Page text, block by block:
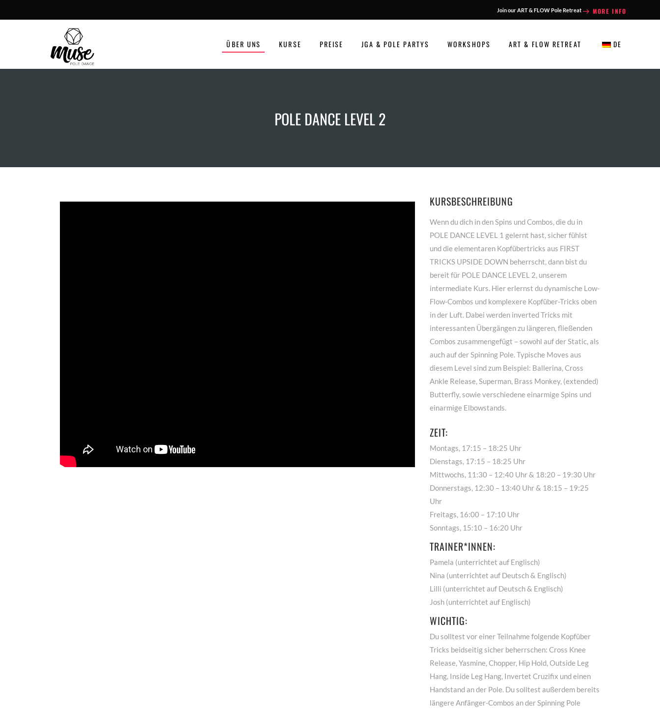
Join our ART & FLOW Pole Retreat MORE INFO
ÜBER UNS KURSE PREISE JGA & POLE PARTYS WORKSHOPS ART & FLOW RETREAT DE
POLE DANCE LEVEL 2
KURSBESCHREIBUNG
Wenn du dich in den Spins und Combos, die du in
POLE DANCE LEVEL 1 gelernt hast, sicher fühlst
und die elementaren Kopfübertricks aus FIRST
TRICKS UPSIDE DOWN beherrscht, dann bist du
bereit für POLE DANCE LEVEL 2, unserem
intermediate Kurs. Hier erlernst du dynamische Low-
Flow-Combos und komplexere Kopfüber-Tricks oben
in der Luft. Dabei werden inverted Tricks mit
interessanten Übergängen zu längeren, fließenden
Combos zusammengefügt – sowohl auf der Static, als
auch auf der Spinning Pole. Typische Moves aus
diesem Level sind zum Beispiel: Ballerina, Cross
Ankle Release, Superman, Brass Monkey, (extended)
Butterfly, sowie verschiedene einarmige Spins und
einarmige Elbowstands.
ZEIT:
Montags, 17:15 – 18:25 Uhr
Dienstags, 17:15 – 18:25 Uhr
Mittwochs, 11:30 – 12:40 Uhr & 18:20 – 19:30 Uhr
Donnerstags, 12:30 – 13:40 Uhr & 18:15 – 19:25
Uhr
Freitags, 16:00 – 17:10 Uhr
Sonntags, 15:10 – 16:20 Uhr
TRAINER*INNEN:
Pamela (unterrichtet auf Englisch)
Nina (unterrichtet auf Deutsch & Englisch)
Lilli (unterrichtet auf Deutsch & Englisch)
Josh (unterrichtet auf Englisch)
WICHTIG:
Du solltest vor einer Teilnahme folgende Kopfüber
Tricks beidseitig sicher beherrschen: Cross Knee
Release, Yasmine, Chopper, Hip Hold, Outside Leg
Hang, Inside Leg Hang, Invertet Cruzifix und einen
Handstand an der Pole. Du solltest außerdem bereits
längere Anfänger-Combos an der Spinning Pole